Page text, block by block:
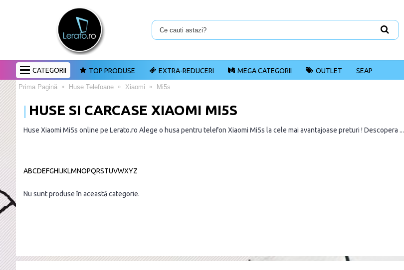
CATEGORII TOP PRODUSE EXTRA-REDUCERI MEGA CATEGORII OUTLET SEAP
Prima Pagină Huse Telefoane Xiaomi Mi5s
HUSE SI CARCASE XIAOMI MI5S
Huse Xiaomi Mi5s online pe Lerato.ro Alege o husa pentru telefon Xiaomi Mi5s la cele mai avantajoase preturi ! Descopera ...
ABCDEFGHIJKLMNOPQRSTUVWXYZ
Nu sunt produse în această categorie.